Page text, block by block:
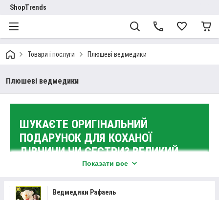
ShopTrends
Товари і послуги Плюшеві ведмедики
Плюшеві ведмедики
ШУКАЄТЕ ОРИГІНАЛЬНИЙ
ПОДАРУНОК ДЛЯ КОХАНОЇ
ДІВЧИНИ ЧИ СЕСТРИ? ВЕЛИКИЙ
ПЛЮШЕВИЙ ВЕДМЕДИК ВІД
ВАРІАНТ!
Показати все
Ведмедики Рафаель